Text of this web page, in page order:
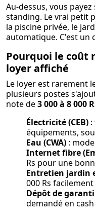
Au-dessus, vous
standing. Le vrai petit
la piscine privée, le
automatique. C'est un
Pourquoi le coût
loyer affiché
Le loyer est rarement
plusieurs postes
note de3 000 à 8 000
Électricité (CEB)
équipements,
Eau (CWA) :
Internet fibre
Rs pour une
Entretien jardin
000 Rs facilement
Dépôt de
demandé en cash